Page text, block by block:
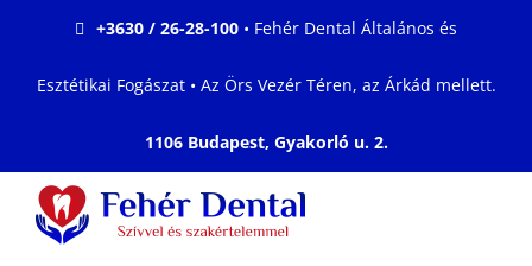
+3630 / 26-28-100 • Fehér Dental Általános és
Esztétikai Fogászat • Az Örs Vezér Téren, az Árkád mellett.
1106 Budapest, Gyakorló u. 2.